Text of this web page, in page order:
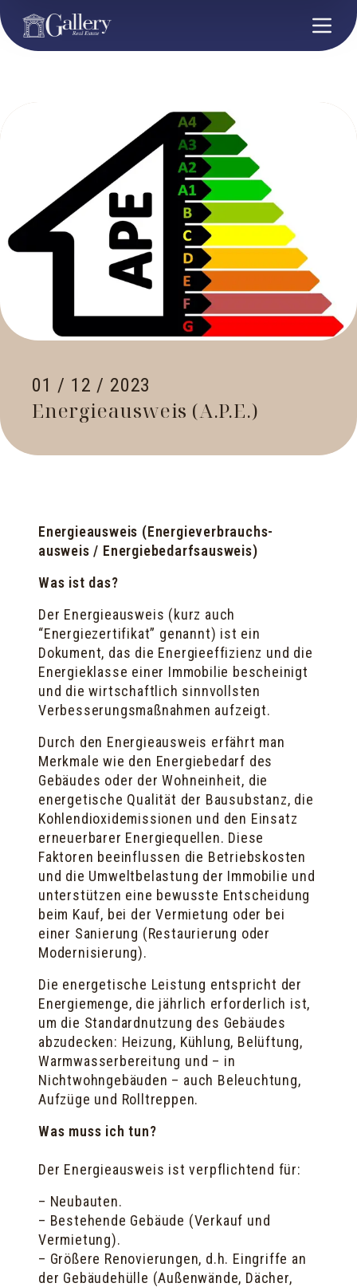
01 / 12 / 2023
Energieausweis (A.P.E.)
Energieausweis (Energie­verbrauchs­
ausweis / Energie­bedarfs­ausweis)
Was ist das?
Der Energieausweis (kurz auch
“Energiezertifikat” genannt) ist ein
Dokument, das die Energieeffizienz und die
Energieklasse einer Immobilie bescheinigt
und die wirtschaftlich sinnvollsten
Verbesserungsmaßnahmen aufzeigt.
Durch den Energieausweis erfährt man
Merkmale wie den Energiebedarf des
Gebäudes oder der Wohneinheit, die
energetische Qualität der Bausubstanz, die
Kohlendioxidemissionen und den Einsatz
erneuerbarer Energiequellen. Diese
Faktoren beeinflussen die Betriebskosten
und die Umweltbelastung der Immobilie und
unterstützen eine bewusste Entscheidung
beim Kauf, bei der Vermietung oder bei
einer Sanierung (Restaurierung oder
Modernisierung).
Die energetische Leistung entspricht der
Energiemenge, die jährlich erforderlich ist,
um die Standardnutzung des Gebäudes
abzudecken: Heizung, Kühlung, Belüftung,
Warmwasserbereitung und – in
Nichtwohngebäuden – auch Beleuchtung,
Aufzüge und Rolltreppen.
Was muss ich tun?
Der Energieausweis ist verpflichtend für:
– Neubauten.
– Bestehende Gebäude (Verkauf und
Vermietung).
– Größere Renovierungen, d.h. Eingriffe an
der Gebäudehülle (Außenwände, Dächer,